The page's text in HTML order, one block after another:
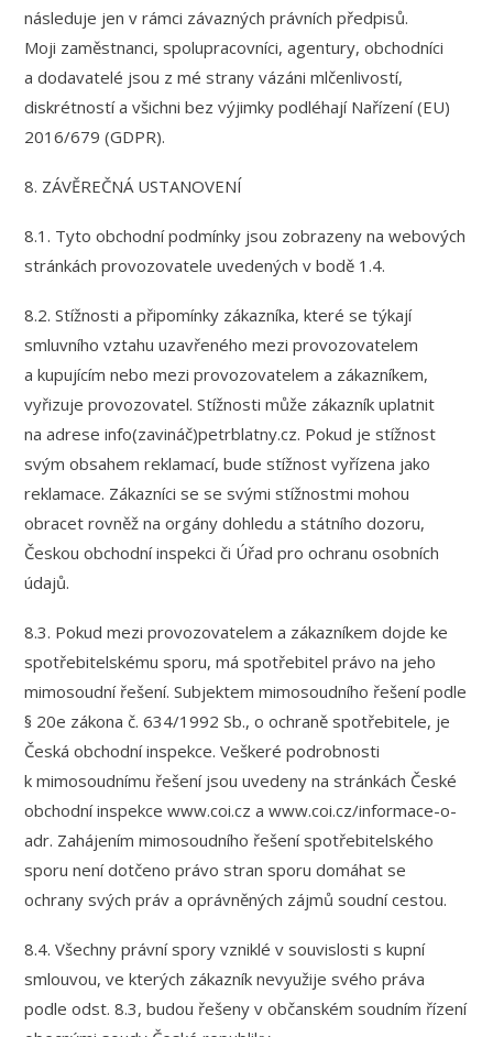
následuje jen v rámci závazných právních předpisů.
Moji zaměstnanci, spolupracovníci, agentury, obchodníci
a dodavatelé jsou z mé strany vázáni mlčenlivostí,
diskrétností a všichni bez výjimky podléhají Nařízení (EU)
2016/679 (GDPR).
8. ZÁVĚREČNÁ USTANOVENÍ
8.1. Tyto obchodní podmínky jsou zobrazeny na webových
stránkách provozovatele uvedených v bodě 1.4.
8.2. Stížnosti a připomínky zákazníka, které se týkají
smluvního vztahu uzavřeného mezi provozovatelem
a kupujícím nebo mezi provozovatelem a zákazníkem,
vyřizuje provozovatel. Stížnosti může zákazník uplatnit
na adrese info(zavináč)petrblatny.cz. Pokud je stížnost
svým obsahem reklamací, bude stížnost vyřízena jako
reklamace. Zákazníci se se svými stížnostmi mohou
obracet rovněž na orgány dohledu a státního dozoru,
Českou obchodní inspekci či Úřad pro ochranu osobních
údajů.
8.3. Pokud mezi provozovatelem a zákazníkem dojde ke
spotřebitelskému sporu, má spotřebitel právo na jeho
mimosoudní řešení. Subjektem mimosoudního řešení podle
§ 20e zákona č. 634/1992 Sb., o ochraně spotřebitele, je
Česká obchodní inspekce. Veškeré podrobnosti
k mimosoudnímu řešení jsou uvedeny na stránkách České
obchodní inspekce www.coi.cz a www.coi.cz/informace-o-
adr. Zahájením mimosoudního řešení spotřebitelského
sporu není dotčeno právo stran sporu domáhat se
ochrany svých práv a oprávněných zájmů soudní cestou.
8.4. Všechny právní spory vzniklé v souvislosti s kupní
smlouvou, ve kterých zákazník nevyužije svého práva
podle odst. 8.3, budou řešeny v občanském soudním řízení